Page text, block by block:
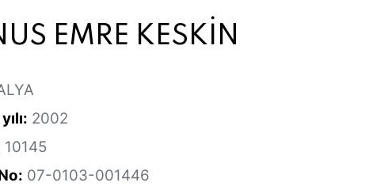
EMRE KESKİN
2002
10145
07-0103-001446